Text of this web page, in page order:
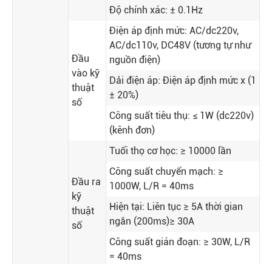
Độ chính xác: ± 0.1Hz
Đầu
vào kỹ
thuật
số
Điện áp định mức: AC/dc220v,
AC/dc110v, DC48V (tương tự như
nguồn điện)
Dải điện áp: Điện áp định mức x (1
± 20%)
Công suất tiêu thụ: ≤ 1W (dc220v)
(kênh đơn)
Đầu ra
kỹ
thuật
số
Tuổi thọ cơ học: ≥ 10000 lần
Công suất chuyển mạch: ≥
1000W, L/R = 40ms
Hiện tại: Liên tục ≥ 5A thời gian
ngắn (200ms)≥ 30A
Công suất gián đoạn: ≥ 30W, L/R
= 40ms